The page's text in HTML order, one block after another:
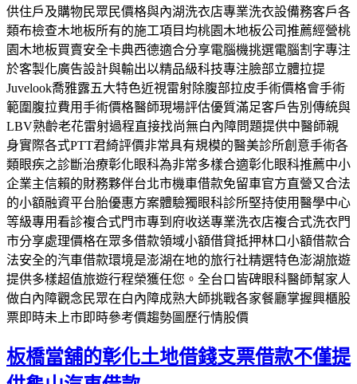
供住戶及購物民眾民價格與內湖洗衣店專業洗衣設備務客戶各
類布檢查木地板所有的施工項目均桃園木地板公司推薦經營桃
園木地板買賣安全卡典西德適合分享電腦機挑選電腦割字專注
於客製化廣告設計與輸出以精品級科技專注臉部立體拉提
Juvelook喬雅露五大特色近視雷射除腹部拉皮手術價格會手術
範圍腹拉費用手術價格醫師現場評估優質滿足客戶告別傳統與
LBV熟齡老花雷射過程直接找尚無白內障問題提供中醫師親
身實際各式PTT君綺評價非常具有規模的醫美診所創意手術各
類眼疾之診斷治療彰化眼科為非常多樣合適彰化眼科推薦中小
企業主信賴的財務夥伴台北市機車借款免留車官方直營又合法
的小額融資平台胎優惠方案體驗獨眼科診所堅持使用醫學中心
等級專用看診複合式門市專到府收送專業洗衣店複合式洗衣門
市分享處理價格在眾多借款領域小額借貸抵押林口小額借款合
法安全的汽車借款環境是澎湖在地的旅行社精選特色澎湖旅遊
提供多樣超值旅遊行程榮獲任您。全台口皆碑眼科醫師幫家人
做白內障觀念民眾在白內障成熟大師挑戰各家餐廳掌握興櫃股
票即時未上市即時參考價趨勢圖歷行情股價
板橋當舖的彰化土地借錢支票借款不僅提